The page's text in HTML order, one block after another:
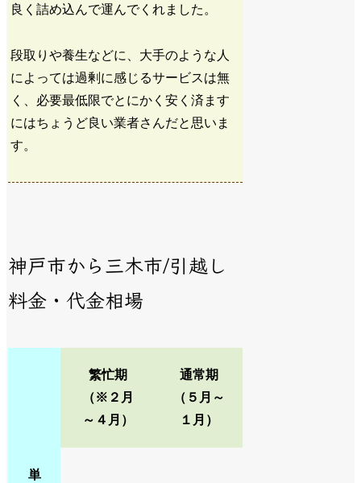
良く詰め込んで運んでくれました。
段取りや養生などに、大手のような人
によっては過剰に感じるサービスは無
く、必要最低限でとにかく安く済ます
にはちょうど良い業者さんだと思いま
す。
神戸市から三木市/引越し
料金・代金相場
繁忙期
（※２月
～４月）
通常期
（５月～
１月）
単